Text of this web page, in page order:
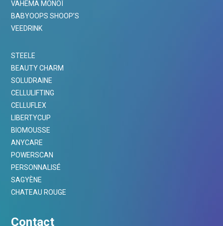
VAHEMA MONOÏ
BABYOOPS SHOOP’S
VEEDRINK
STEELE
BEAUTY CHARM
SOLUDRAINE
CELLULIFTING
CELLUFLEX
LIBERTYCUP
BIOMOUSSE
ANYCARE
POWERSCAN
PERSONNALISÉ
SAGYÈNE
CHATEAU ROUGE
Contact